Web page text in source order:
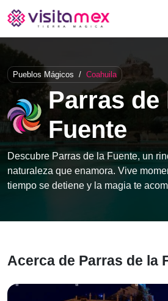
Pueblos Mágicos / Coahuila
Parras de
Fuente
Descubre Parras de la Fuente, un
naturaleza que enamora. Vive
tiempo se detiene y la magia te
Acerca de Parras de la